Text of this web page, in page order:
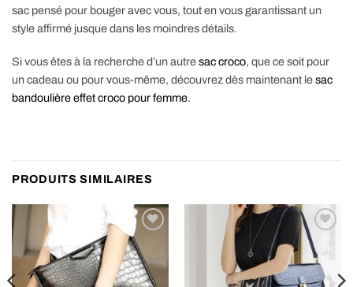
sac pensé pour bouger avec vous, tout en vous garantissant un
style affirmé jusque dans les moindres détails.
Si vous êtes à la recherche d’un autresac croco, que ce soit pour
un cadeau ou pour vous-même, découvrez dès maintenant lesac
bandoulière effet croco pour femme.
PRODUITS SIMILAIRES